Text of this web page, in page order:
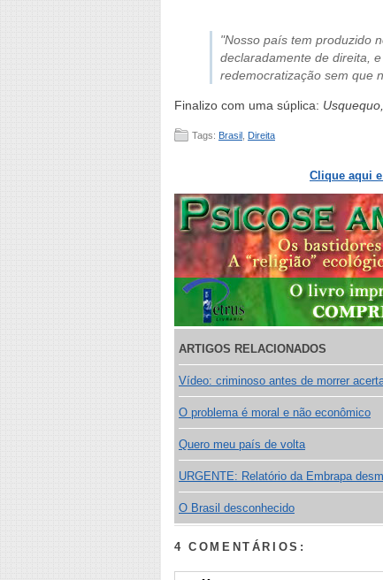
"Nosso país tem produzido
declaradamente de direita,
redemocratização sem que
Finalizo com uma súplica:
Tags: Brasil Direita
Clique aqui
ARTIGOS RELACIONADOS
Vídeo: criminoso antes de morrer
O problema é moral e não econômico
Quero meu país de volta
URGENTE: Relatório da Embrapa
O Brasil desconhecido
4 COMENTÁRIOS: